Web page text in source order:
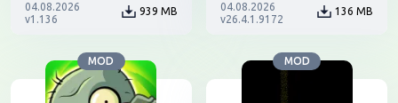
04.08.2026
v1.136
939 MB
04.08.2026
v26.4.1.9172
136 MB
MOD MOD